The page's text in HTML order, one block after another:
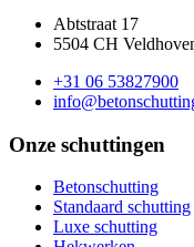
Abtstraat 17
5504 CH
+31 06 53827900
Onze schuttingen
Betonschutting
Standaard schutting
Luxe schutting